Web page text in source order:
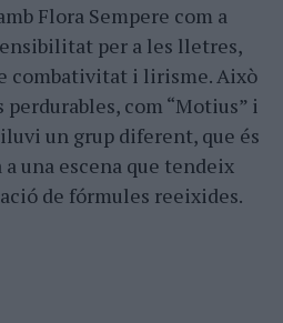
Flora Sempere com a
per a les lletres,
combativitat i lirisme. Això
com “Motius” i
un grup diferent, que és
una escena que tendeix
de fórmules reeixides.